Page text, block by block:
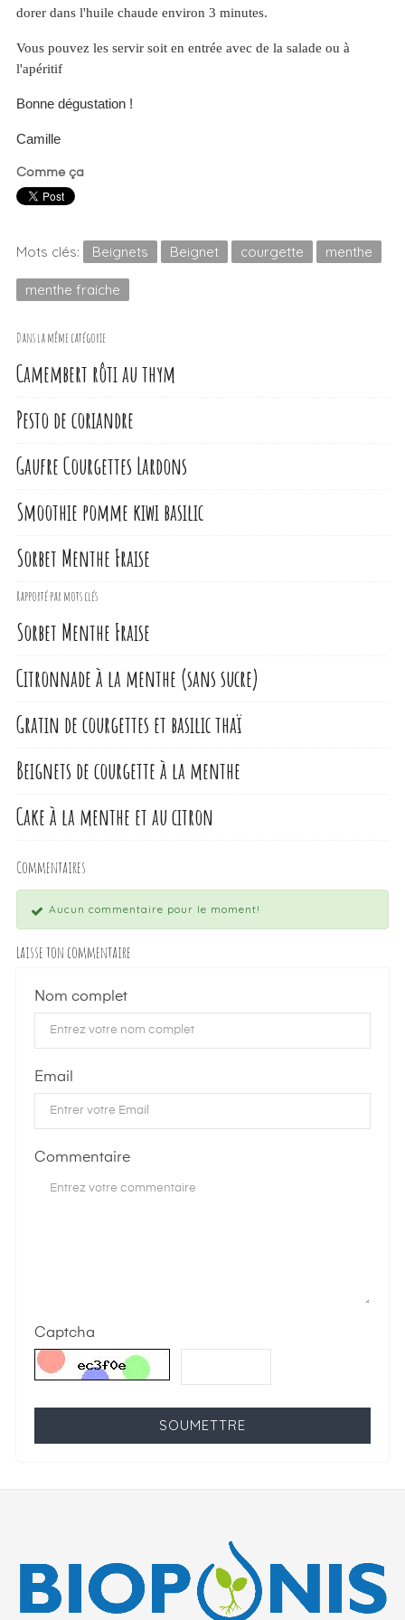
dorer dans l'huile chaude environ 3 minutes.
Vous pouvez les servir soit en entrée avec de la salade ou à
l'apéritif
Bonne dégustation !
Camille
Comme ça
Mots clés: Beignets Beignet courgette menthe
menthe fraiche
Dans la même catégorie
Camembert rôti au thym
Pesto de coriandre
Gaufre Courgettes Lardons
Smoothie pomme kiwi basilic
Sorbet Menthe Fraise
Rapporté par mots clés
Sorbet Menthe Fraise
Citronnade à la menthe (sans sucre)
Gratin de courgettes et basilic thaï
Beignets de courgette à la menthe
Cake à la menthe et au citron
Commentaires
Aucun commentaire pour le moment!
Laisse ton commentaire
Nom complet
Email
Commentaire
Captcha
SOUMETTRE